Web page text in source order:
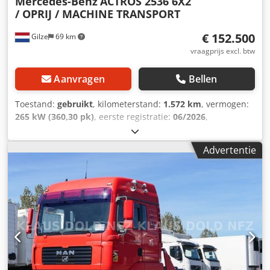
Gilze 69 km
/ OPRIJ / MACHINE TRANSPORT
€ 152.500
vraagprijs excl. btw
Aanvragen Bellen
Toestand: gebruikt, kilometerstand: 1.572 km, vermogen:
265 kW (360,30 pk), eerste registratie: 06/2026,
, bandenmaten:
asconfiguratie:6x2, wielbasis:4.600 mm, brandstof:
diesel, remmen:motorrem, kleur:beige, soort
automatisch
ophanging:lucht, totale lengte:9.600 mm
2.550 mm, Bouwjaar:2026, Uitrusting:
aanhangwagenkoppeling, airconditioning, centrale
vergrendeling, cruise control, differentieelslot,
elektrische raamverstelling, spoiler, tractieregeling , =
Verdere opties en accessoires = - Dakspoiler -
Afstandsbedienbare centrale vergrendeling - Liftas -
Advertentie